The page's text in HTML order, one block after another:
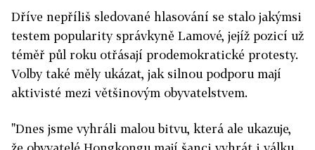
Dříve nepříliš sledované hlasování se stalo jakýmsi
testem popularity správkyně Lamové, jejíž pozicí už
téměř půl roku otřásají prodemokratické protesty.
Volby také měly ukázat, jak silnou podporu mají
aktivisté mezi většinovým obyvatelstvem.
"Dnes jsme vyhráli malou bitvu, která ale ukazuje,